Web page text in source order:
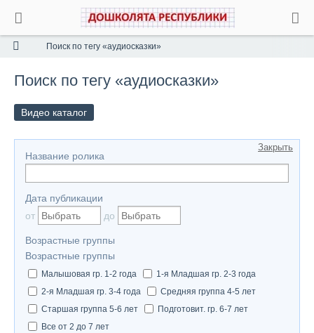
Поиск по тегу «аудиосказки»
Поиск по тегу «аудиосказки»
Видео каталог
Закрыть
Название ролика
Дата публикации
от
до
Возрастные группы
Возрастные группы
Малышовая гр. 1-2 года
1-я Младшая гр. 2-3 года
2-я Младшая гр. 3-4 года
Средняя группа 4-5 лет
Старшая группа 5-6 лет
Подготовит. гр. 6-7 лет
Все от 2 до 7 лет